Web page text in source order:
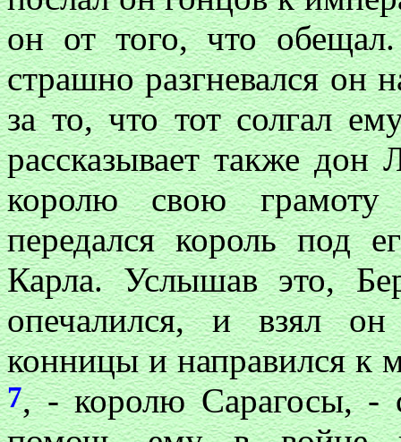
он от того, что
страшно разгневался он
за то, что тот солгал
рассказывает также дон
королю свою грамоту
передался король под
Карла. Услышав это,
опечалился, и взял он
конницы и направился к
7,-королю Сарагосы,-